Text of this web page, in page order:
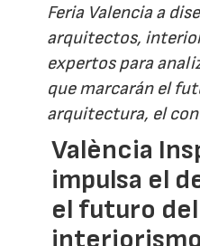
Feria Valencia a
arquitectos,
expertos para
que marcarán el
arquitectura, el
València
impulsa el
el futuro